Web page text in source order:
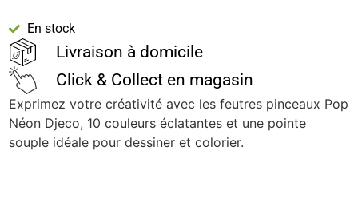
En stock
Livraison à domicile
Click & Collect en magasin
Exprimez votre créativité avec les feutres pinceaux Pop
Néon Djeco, 10 couleurs éclatantes et une pointe
souple idéale pour dessiner et colorier.